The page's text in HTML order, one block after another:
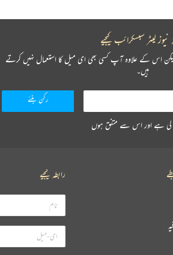
نیوز لیٹر سبسکرائب کیجیے
اس کے علاوہ آپ کسی بھی ای میل کا استعمال نہیں کرتے
ہیں۔
لی ہے اور اس سے متفق ہوں
رابطہ کیجیے